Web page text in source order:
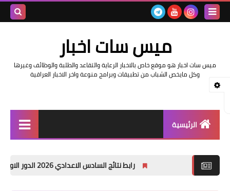
ميس سات اخبار
ميس سات اخبار هو موقع خاص بالاخبار الرعاية والتقاعد والطلبة والوظائف وغيرها
وكل مايخص الشباب من تطبيقات وبرامج منوعة واخر الاخبار العراقية
الرئيسية
اخبار وزارة التربية والتعليم
رابط نتائج السادس الاعدادي 2026 الدور الاول في العراق | موقع نتائجنا